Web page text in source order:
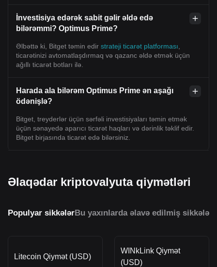
İnvestisiya edərək sabit gəlir əldə edə
bilərəmmi? Optimus Prime?
Əlbəttə ki, Bitget təmin edir strateji ticarət platforması
ticarətinizi avtomatlaşdırmaq və qazanc əldə etmək üçün
ağıllı ticarət botları ilə.
Harada ala bilərəm Optimus Prime ən aşağı
ödənişlə?
Bitget, treyderlər üçün sərfəli investisiyaları təmin etmək
üçün sənayedə aparıcı ticarət haqları və dərinlik təklif edir.
Bitget birjasında ticarət edə bilərsiniz.
Əlaqədar kriptovalyuta qiymətləri
Populyar sikkələrBu yaxınlarda əlavə edilmiş sikkələr
Litecoin Qiymət (USD)
WINkLink Qiymət
(USD)